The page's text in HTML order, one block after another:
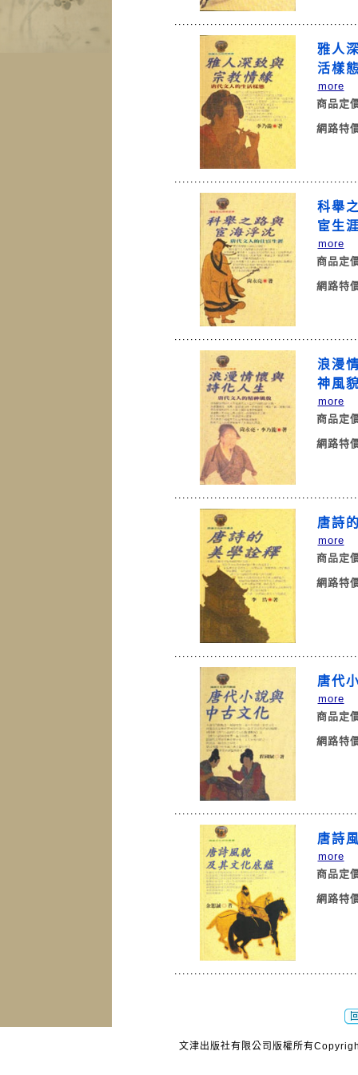
雅人
活
more
商品定
網路特
科舉
宦生
more
商品定
網路特
浪漫
神
more
商品定
網路特
唐詩
more
商品定
網路特
唐
more
商品定
網路特
唐
more
商品定
網路特
文津出版社有限公司版權所有